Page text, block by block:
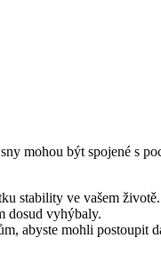
mohou být spojené s
stability ve vašem životě.
dosud vyhýbaly.
abyste mohli postoupit